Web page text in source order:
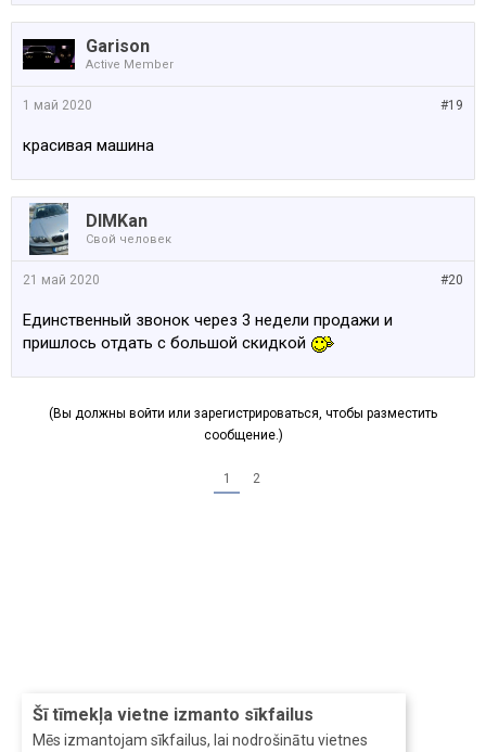
Šī tīmekļa vietne izmanto sīkfailus
Mēs izmantojam sīkfailus, lai nodrošinātu vietnes
Garison
Active Member
#19
1 май 2020
красивая машина
DIMKan
Свой человек
#20
21 май 2020
Единственный звонок через 3 недели продажи и
пришлось отдать с большой скидкой
(Вы должны войти или зарегистрироваться, чтобы разместить
сообщение.)
1 2